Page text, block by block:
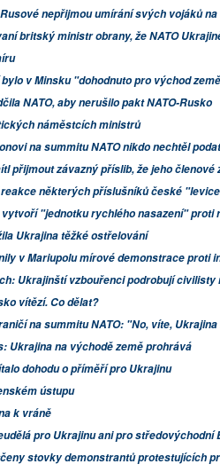
nepřijmou umírání svých vojáků
britský ministr obrany, že NATO
v Minsku "dohodnuto pro východ
NATO, aby nerušilo pakt NATO-Rusko
náměstcích ministrů
na summitu NATO nikdo nechtěl
přijmout závazný příslib, že jeho členové
reakce některých příslušníků české
vytvoří "jednotku rychlého nasazení" proti
Ukrajina těžké ostřelování
v Mariupolu mírové demonstrace proti
Ukrajinští vzbouřenci podrobují civilisty
vítězí. Co dělat?
na summitu NATO: "No, víte, Ukrajina
Ukrajina na východě země prohrává
dohodu o příměří pro Ukrajinu
ústupu
k vráně
pro Ukrajinu ani pro středovýchodní
stovky demonstrantů protestujících